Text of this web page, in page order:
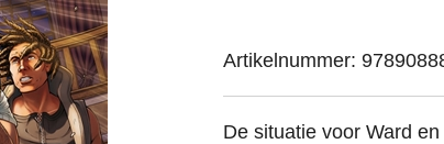
Artikelnummer:
De situatie voor Ward